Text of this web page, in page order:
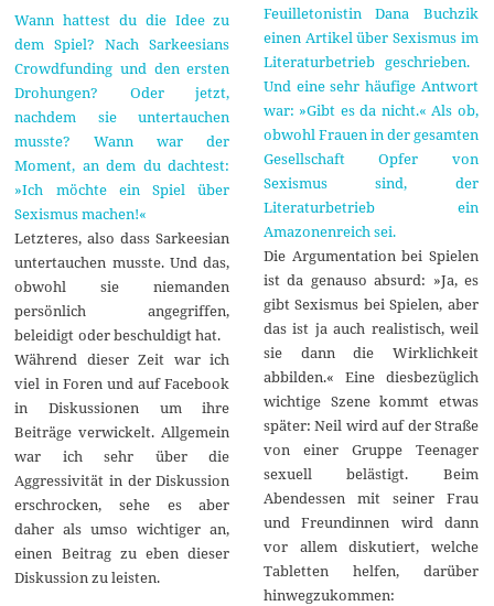
Wann hattest du die Idee zu
dem Spiel? Nach Sarkeesians
Crowdfunding und den ersten
Drohungen? Oder jetzt,
nachdem sie untertauchen
musste? Wann war der
Moment, an dem du dachtest:
»Ich möchte ein Spiel über
Sexismus machen!«
Letzteres, also dass Sarkeesian
untertauchen musste. Und das,
obwohl sie niemanden
persönlich angegriffen,
beleidigt oder beschuldigt hat.
Während dieser Zeit war ich
viel in Foren und auf Facebook
in Diskussionen um ihre
Beiträge verwickelt. Allgemein
war ich sehr über die
Aggressivität in der Diskussion
erschrocken, sehe es aber
daher als umso wichtiger an,
einen Beitrag zu eben dieser
Diskussion zu leisten.
Feuilletonistin Dana Buchzik
einen Artikel über Sexismus im
Literaturbetrieb geschrieben.
Und eine sehr häufige Antwort
war: »Gibt es da nicht.« Als ob,
obwohl Frauen in der gesamten
Gesellschaft Opfer von
Sexismus sind, der
Literaturbetrieb ein
Amazonenreich sei.
Die Argumentation bei Spielen
ist da genauso absurd: »Ja, es
gibt Sexismus bei Spielen, aber
das ist ja auch realistisch, weil
sie dann die Wirklichkeit
abbilden.« Eine diesbezüglich
wichtige Szene kommt etwas
später: Neil wird auf der Straße
von einer Gruppe Teenager
sexuell belästigt. Beim
Abendessen mit seiner Frau
und Freundinnen wird dann
vor allem diskutiert, welche
Tabletten helfen, darüber
hinwegzukommen: